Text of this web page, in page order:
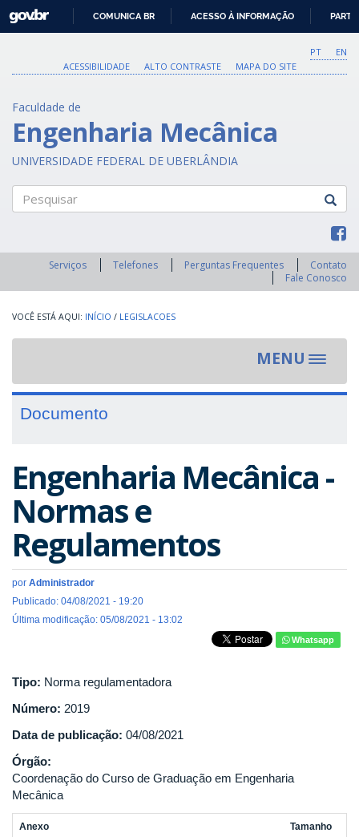
O
CONTEÚDO
GOVBR
COMUNICA BR ACESSO À INFORMAÇÃO
PT
EN
ACESSIBILIDADE
ALTO CONTRASTE MAPA DO SITE
Faculdade de
Engenharia Mecânica
UNIVERSIDADE FEDERAL DE UBERLÂNDIA
Serviços Telefones Perguntas Frequentes
Contato
Fale Conosco
INÍCIO / LEGISLACOES
MENU
Toggle
Documento
Engenharia Mecânica -
Normas e
Regulamentos
por Administrador
Publicado: 04/08/2021 - 19:20
Última modificação: 05/08/2021 - 13:02
Whatsapp
Tipo: Norma regulamentadora
Número: 2019
Data de publicação: 04/08/2021
Órgão:
Coordenação do Curso de Graduação em Engenharia
Mecânica
Anexo Tamanho